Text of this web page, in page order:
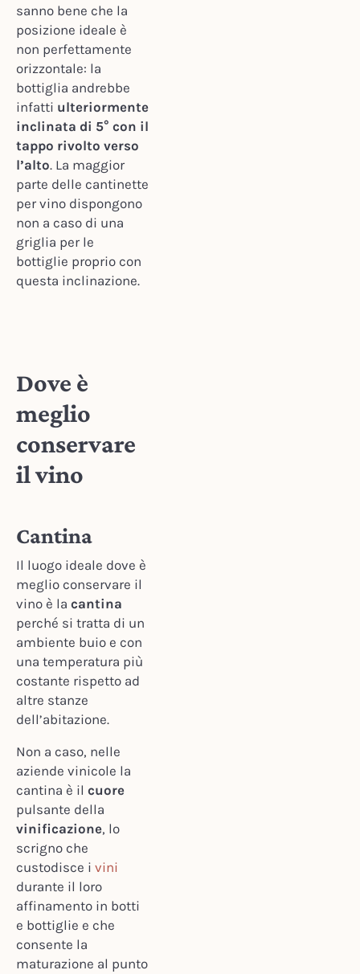
sanno bene che la
posizione ideale è
non perfettamente
orizzontale: la
bottiglia andrebbe
infatti ulteriormente
inclinata di 5° con il
tappo rivolto verso
l’alto. La maggior
parte delle cantinette
per vino dispongono
non a caso di una
griglia per le
bottiglie proprio con
questa inclinazione.
Dove è
meglio
conservare
il vino
Cantina
Il luogo ideale dove è
meglio conservare il
vino è la cantina
perché si tratta di un
ambiente buio e con
una temperatura più
costante rispetto ad
altre stanze
dell’abitazione.
Non a caso, nelle
aziende vinicole la
cantina è il cuore
pulsante della
vinificazione, lo
scrigno che
custodisce i vini
durante il loro
affinamento in botti
e bottiglie e che
consente la
maturazione al punto